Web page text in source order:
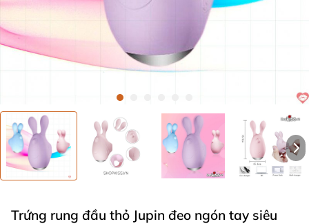
Trứng rung đầu thỏ Jupin đeo ngón tay siêu